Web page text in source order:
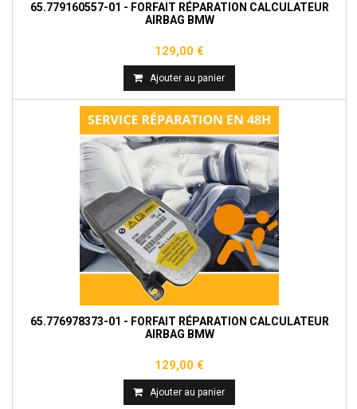
65.779160557-01 - FORFAIT RÉPARATION CALCULATEUR
AIRBAG BMW
129,00 €
Ajouter au panier
65.776978373-01 - FORFAIT RÉPARATION CALCULATEUR
AIRBAG BMW
129,00 €
Ajouter au panier